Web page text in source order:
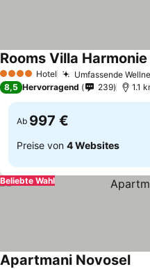
4 Sterne Hotel Umfassende
Rooms Villa
8,5 Hervorragend 239 1.1
Ab 997 €
Preise von 4 Websites
Beliebte Wahl
Apartmani Novosel